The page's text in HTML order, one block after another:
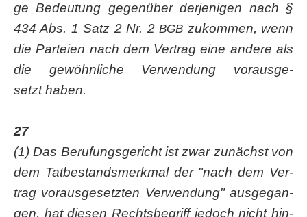
ge Bedeu­tung gegen­über der­je­ni­gen nach §
434 Abs. 1 Satz 2 Nr. 2BGB zukom­men, wenn
die Par­tei­en nach dem Ver­trag eine ande­re als
die gewöhn­li­che Ver­wen­dung vor­aus­ge­
setzt haben.
27
(1) Das Beru­fungs­ge­richt ist zwar zunächst von
dem Tat­be­stands­merk­mal der "nach dem Ver­
trag vor­aus­ge­setz­ten Ver­wen­dung" aus­ge­gan­
gen, hat die­sen Rechts­be­griff jedoch nicht hin­